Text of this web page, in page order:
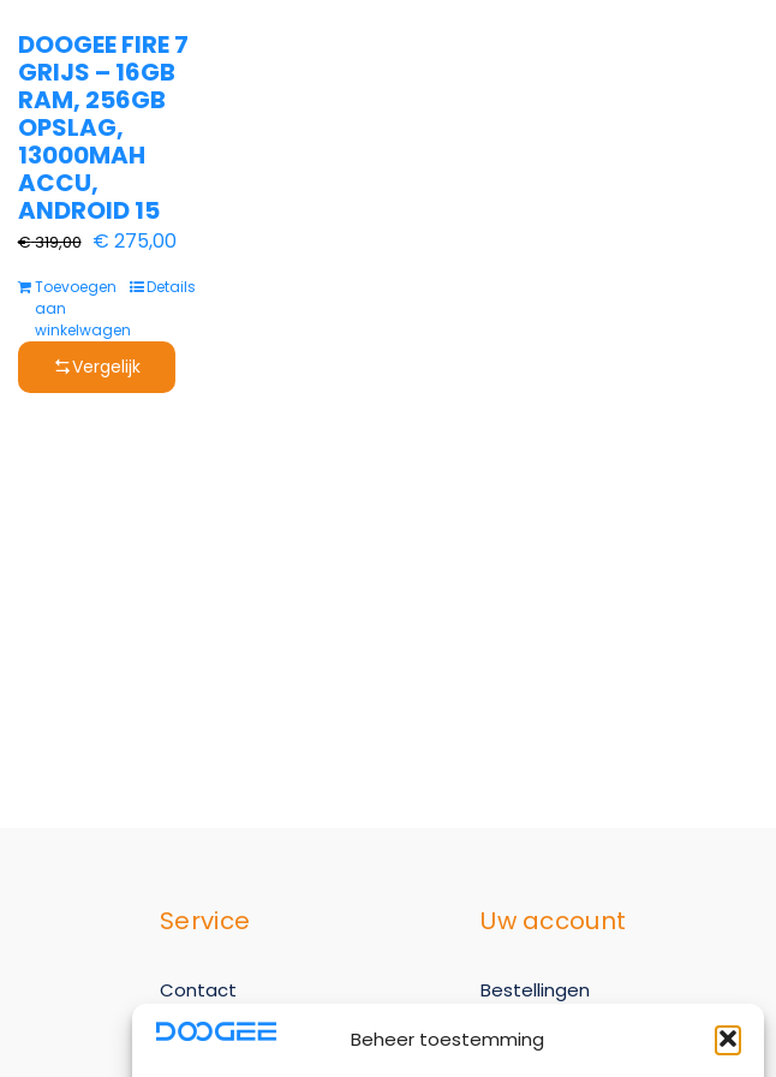
Beheer toestemming
DOOGEE FIRE 7
GRIJS – 16GB
RAM, 256GB
OPSLAG,
13000MAH
ACCU,
ANDROID 15
€319,00 Oorspronkelijke
€ 319,00.
€ 275,00Huidige
Toevoegen
aan
winkelwagen
Details
Vergelijk
Service
Contact
Klantenservice
Uw account
Bestellingen
Adresgegevens